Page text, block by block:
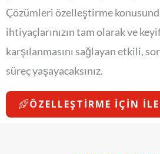
Çözümleri özelleştirme
ihtiyaçlarınızın tam olarak ve
karşılanmasını sağlayan etkili,
süreç yaşayacaksınız.
ÖZELLEŞTIRME IÇIN